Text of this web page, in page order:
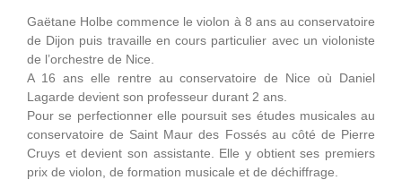
Gaëtane Holbe commence le violon à 8 ans au conservatoire
de Dijon puis travaille en cours particulier avec un violoniste
de l’orchestre de Nice.
A 16 ans elle rentre au conservatoire de Nice où Daniel
Lagarde devient son professeur durant 2 ans.
Pour se perfectionner elle poursuit ses études musicales au
conservatoire de Saint Maur des Fossés au côté de Pierre
Cruys et devient son assistante. Elle y obtient ses premiers
prix de violon, de formation musicale et de déchiffrage.